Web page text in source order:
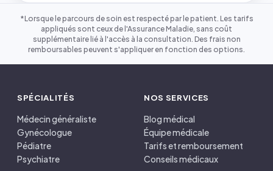
*Lorsque le parcours de soin est respecté par le patient. Les tarifs
appliqués sont ceux de l'Assurance Maladie, sans coût
supplémentaire lié à l'accès à la consultation. Des frais non
remboursables peuvent s'appliquer en fonction des options.
SPÉCIALITÉS
Médecin généraliste
Gynécologue
Pédiatre
Psychiatre
NOS SERVICES
Blog médical
Équipe médicale
Tarifs et remboursement
Conseils médicaux